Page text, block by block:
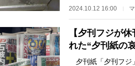
2024.10.12 16:00
【夕刊フジが
れた“夕刊紙の
夕刊紙「夕刊フジ